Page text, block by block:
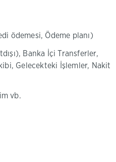
ödemesi, Ödeme planı)
Banka İçi Transferler,
Gelecekteki İşlemler, Nakit
vb.